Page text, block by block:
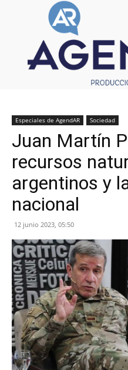
Especiales de AgendAR Sociedad
Juan Martín
recursos
argentinos y
nacional
12 junio 2023, 05:50